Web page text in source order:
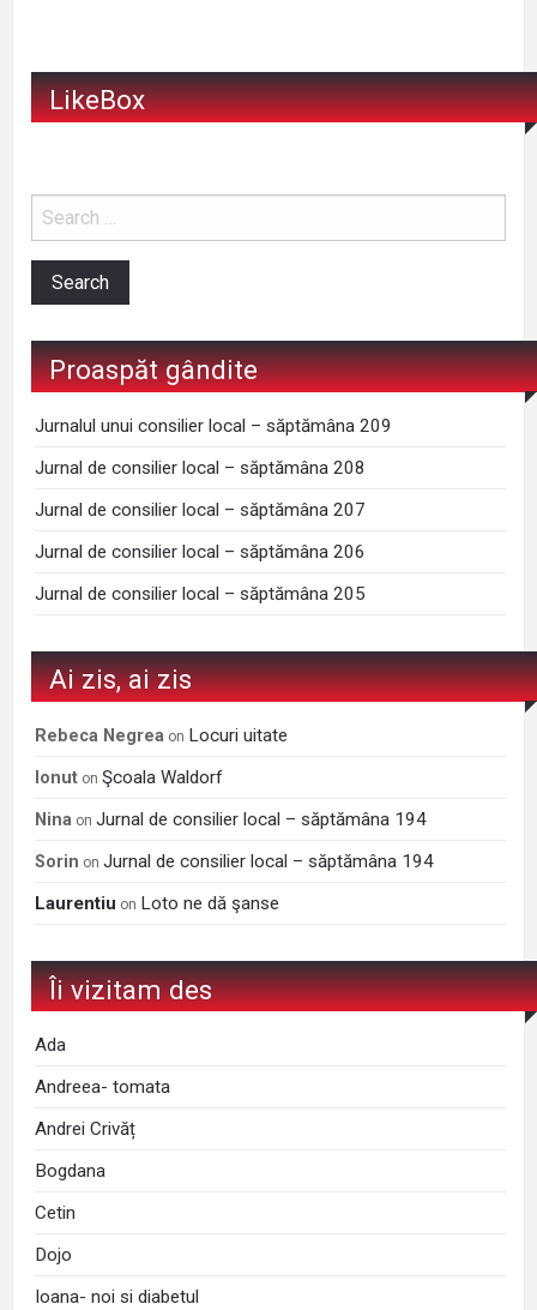
LikeBox
Proaspăt gândite
Jurnalul unui consilier local – săptămâna 209
Jurnal de consilier local – săptămâna 208
Jurnal de consilier local – săptămâna 207
Jurnal de consilier local – săptămâna 206
Jurnal de consilier local – săptămâna 205
Ai zis, ai zis
Rebeca Negrea on Locuri uitate
Ionut onŞcoala Waldorf
Nina onJurnal de consilier local – săptămâna 194
Sorin onJurnal de consilier local – săptămâna 194
Laurentiu on Loto ne dă şanse
Îi vizitam des
Ada
Andreea- tomata
Andrei Crivăț
Bogdana
Cetin
Dojo
Ioana- noi si diabetul